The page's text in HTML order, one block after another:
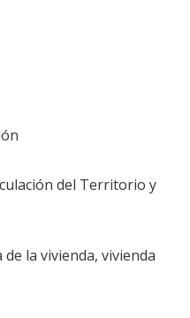
del Territorio y
la vivienda, vivienda